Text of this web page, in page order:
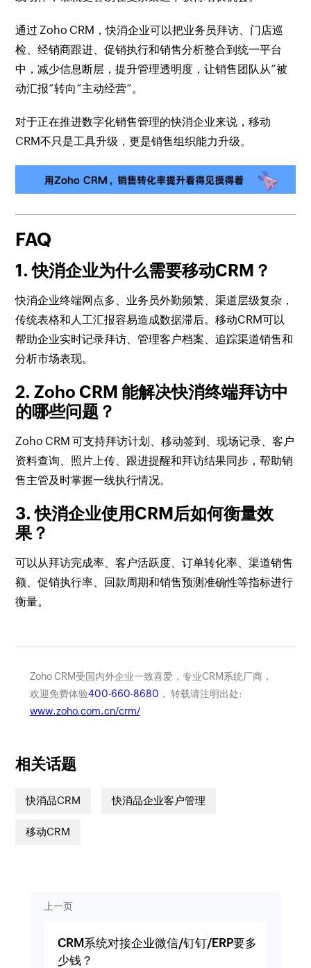
通过 Zoho CRM，快消企业可以把业务员拜访、门店巡
检、经销商跟进、促销执行和销售分析整合到统一平台
中，减少信息断层，提升管理透明度，让销售团队从“被
动汇报”转向“主动经营”。
对于正在推进数字化销售管理的快消企业来说，移动
CRM不只是工具升级，更是销售组织能力升级。
FAQ
1. 快消企业为什么需要移动CRM？
快消企业终端网点多、业务员外勤频繁、渠道层级复杂，
传统表格和人工汇报容易造成数据滞后。移动CRM可以
帮助企业实时记录拜访、管理客户档案、追踪渠道销售和
分析市场表现。
2. Zoho CRM 能解决快消终端拜访中
的哪些问题？
Zoho CRM 可支持拜访计划、移动签到、现场记录、客户
资料查询、照片上传、跟进提醒和拜访结果同步，帮助销
售主管及时掌握一线执行情况。
3. 快消企业使用CRM后如何衡量效
果？
可以从拜访完成率、客户活跃度、订单转化率、渠道销售
额、促销执行率、回款周期和销售预测准确性等指标进行
衡量。
Zoho CRM受国内外企业一致喜爱，专业CRM系统厂商，
欢迎免费体验400-660-8680 ， 转载请注明出处:
www.zoho.com.cn/crm/
相关话题
快消品CRM 快消品企业客户管理
移动CRM
上一页
CRM系统对接企业微信/钉钉/ERP要多
少钱？